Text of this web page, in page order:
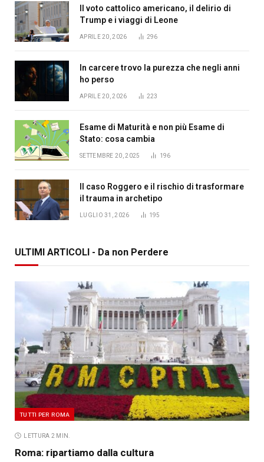
Il voto cattolico americano, il delirio di
Trump e i viaggi di Leone
APRILE 20, 2026 296
In carcere trovo la purezza che negli anni
ho perso
APRILE 20, 2026 223
Esame di Maturità e non più Esame di
Stato: cosa cambia
SETTEMBRE 20, 2025 196
Il caso Roggero e il rischio di trasformare
il trauma in archetipo
LUGLIO 31, 2026 195
ULTIMI ARTICOLI - Da non Perdere
TUTTI PER ROMA
LETTURA 2 MIN.
Roma: ripartiamo dalla cultura